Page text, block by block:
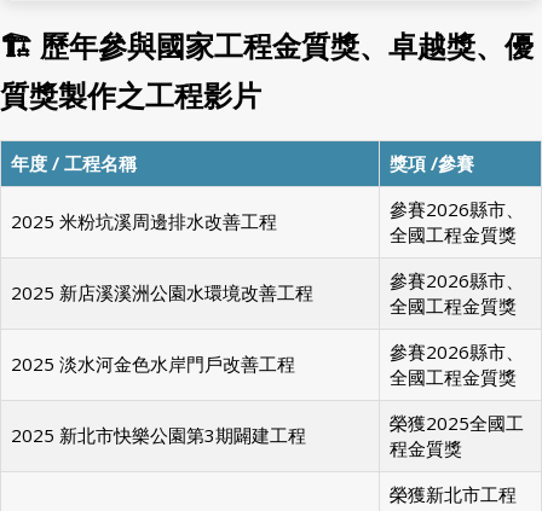
🏗 歷年參與國家工程金質獎、卓越獎、優
質獎製作之工程影片
年度 / 工程名稱 獎項 /參賽
2025 米粉坑溪周邊排水改善工程
參賽2026縣市、
全國工程金質獎
2025 新店溪溪洲公園水環境改善工程
參賽2026縣市、
全國工程金質獎
2025 淡水河金色水岸門戶改善工程
參賽2026縣市、
全國工程金質獎
2025 新北市快樂公園第3期闢建工程
榮獲2025全國工
程金質獎
榮獲新北市工程